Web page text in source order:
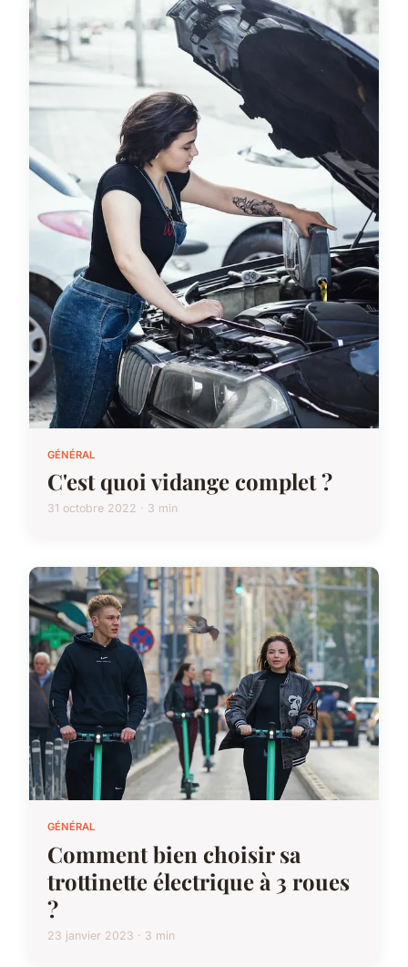
GÉNÉRAL
C'est quoi vidange complet ?
31 octobre 2022 · 3 min
GÉNÉRAL
Comment bien choisir sa
trottinette électrique à 3 roues
?
23 janvier 2023 · 3 min